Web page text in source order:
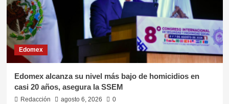
Edomex
Edomex alcanza su nivel más bajo de homicidios en
casi 20 años, asegura la SSEM
Redacción agosto 6, 2026 0